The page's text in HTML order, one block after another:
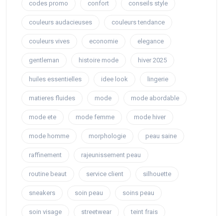
codes promo confort conseils style
couleurs audacieuses couleurs tendance
couleurs vives economie elegance
gentleman histoire mode hiver 2025
huiles essentielles idee look lingerie
matieres fluides mode mode abordable
mode ete mode femme mode hiver
mode homme morphologie peau saine
raffinement rajeunissement peau
routine beaut service client silhouette
sneakers soin peau soins peau
soin visage streetwear teint frais